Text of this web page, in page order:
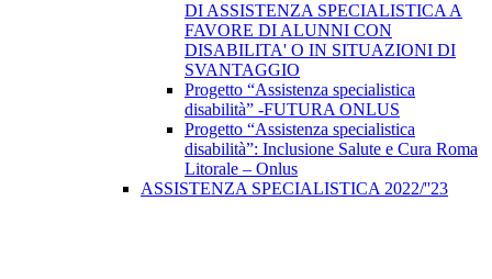
DI ASSISTENZA SPECIALISTICA A
FAVORE DI ALUNNI CON
DISABILITA' O IN SITUAZIONI DI
SVANTAGGIO
Progetto “Assistenza specialistica
disabilità” -FUTURA ONLUS
Progetto “Assistenza specialistica
disabilità”: Inclusione Salute e Cura Roma
Litorale – Onlus
ASSISTENZA SPECIALISTICA 2022/''23